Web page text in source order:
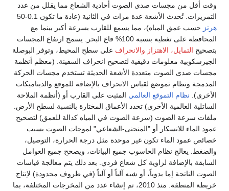
من مجسات صدى الصوت أحادية الشعاع مما يقلل من عدد
تُحدث الأشعة عدة مرات في الثانية (عادة ما تكون 0.1-50
حسب عمق المياه)، مما يسمع للقارب بسرعة أكبر بينما مع
المحافظة على تغطية بنسبة 100% قاع البحر. يسمح ارتفاع المجسات
التمايل، الاهتزاز والانحرافعلى سطح المحيط، وتوفر البوصلة
معلومات دقيقية لتصحيح انحراف السفينة. (معظم أنظمة
صدى الصوت متعددة الأشعة الحديثة تستخدم مجسات الحركة
ونظام تموضع لقياس الانحراف بالإضافة للموقع والديناميكات
نظام التموقع العالميالمثبت على القارب أو (أنظمة الملاحة
العالمية الأخرى) تحدد الأعماق المختارة بالنسبة لسطح الأرض.
سرعة الصوت (سرعة الصوت في المياه كدالة للعمق) لتصحيح
الماء للانسكار أو "المنحنى-الشعاعي" لموجات الصوت بسبب
عمود الماء تكون غير موحدة مثل درجة الحرارة، التوصيل،
يعالج نظام الحاسوب جميع البيانات، ويصحح جميع العوامل
بالإضافة لزاوية كل شعاع فردي. بعد ذلك يتم معالجة قياسات
الناتجة إما يدوياً، أو شبه آلياً أو آلياً (في ظروف محدودة) لإنتاج
خريطة المنطقة. منذ 2010، تم إنشاء عدد من المخرجات المختلفة، بما